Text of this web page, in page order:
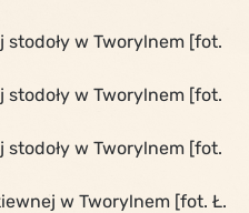
stodoły w Tworylnem [fot.
stodoły w Tworylnem [fot.
stodoły w Tworylnem [fot.
w Tworylnem [fot. Ł.